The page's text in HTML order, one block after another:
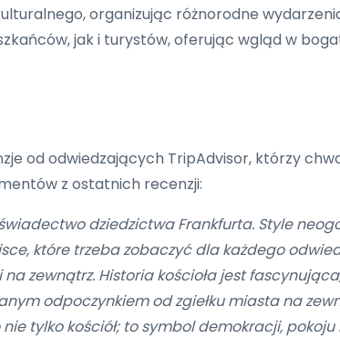
organizując różnorodne
jak i turystów, oferując wgląd w
od odwiedzających TripAdvisor, którzy
z ostatnich recenzji:
dziedzictwa Frankfurta. Style
które trzeba zobaczyć dla każdego
zewnątrz. Historia kościoła jest
odpoczynkiem od zgiełku miasta na
tylko kościół; to symbol demokracji,